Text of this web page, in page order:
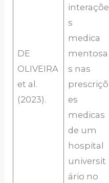
DE
OLIVEIRA
et al.
(2023).
interaçõe
s
medica
mentosa
s nas
prescriçõ
es
medicas
de um
hospital
universit
ário no